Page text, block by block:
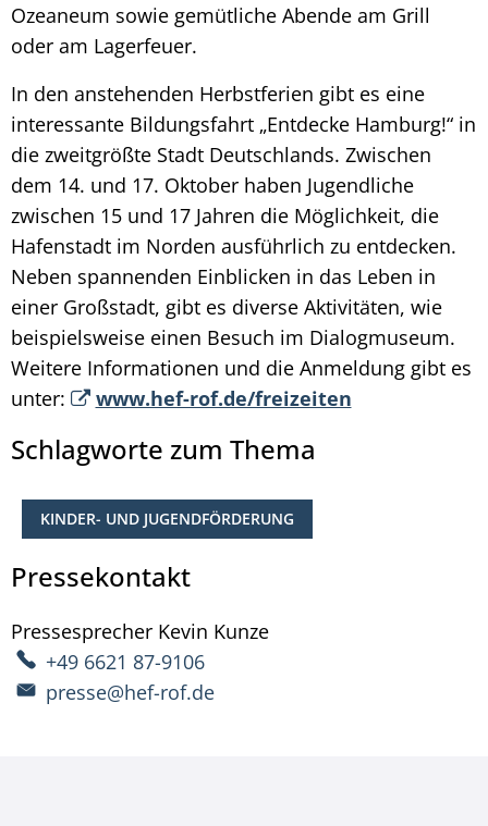
Ozeaneum sowie gemütliche Abende am Grill
oder am Lagerfeuer.
In den anstehenden Herbstferien gibt es eine
interessante Bildungsfahrt „Entdecke Hamburg!“ in
die zweitgrößte Stadt Deutschlands. Zwischen
dem 14. und 17. Oktober haben Jugendliche
zwischen 15 und 17 Jahren die Möglichkeit, die
Hafenstadt im Norden ausführlich zu entdecken.
Neben spannenden Einblicken in das Leben in
einer Großstadt, gibt es diverse Aktivitäten, wie
beispielsweise einen Besuch im Dialogmuseum.
Weitere Informationen und die Anmeldung gibt es
unter:
www.hef-rof.de/freizeiten
Schlagworte zum Thema
KINDER- UND JUGENDFÖRDERUNG
Pressekontakt
Pressesprecher Kevin Kunze
+49 6621 87-9106
presse@hef-rof.de